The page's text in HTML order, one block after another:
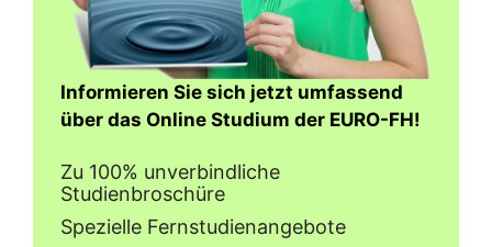
Informieren Sie sich jetzt umfassend
über das Online Studium der EURO-FH!
Zu 100% unverbindliche
Studienbroschüre
Spezielle Fernstudienangebote